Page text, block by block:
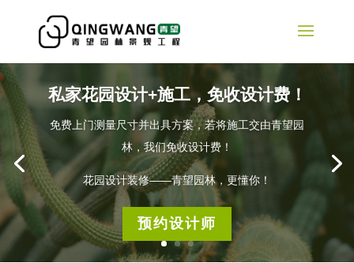
私家花园设计+施工，免收设计费！
免费上门测量尺寸并出具方案，若将施工交由青望园
林，我们免收设计费！
花园设计装修——青望园林，更懂你！
预约设计师